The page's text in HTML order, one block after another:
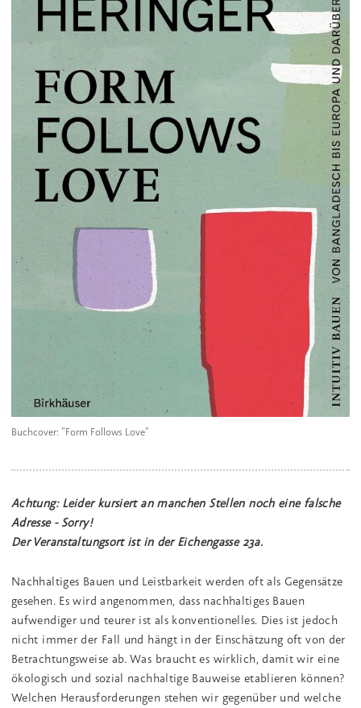
Buchcover: "Form Follows Love"
Achtung: Leider kursiert an manchen Stellen noch eine falsche
Adresse - Sorry!
Der Veranstaltungsort ist in der Eichengasse 23a.
Nachhaltiges Bauen und Leistbarkeit werden oft als Gegensätze
gesehen. Es wird angenommen, dass nachhaltiges Bauen
aufwendiger und teurer ist als konventionelles. Dies ist jedoch
nicht immer der Fall und hängt in der Einschätzung oft von der
Betrachtungsweise ab. Was braucht es wirklich, damit wir eine
ökologisch und sozial nachhaltige Bauweise etablieren können?
Welchen Herausforderungen stehen wir gegenüber und welche